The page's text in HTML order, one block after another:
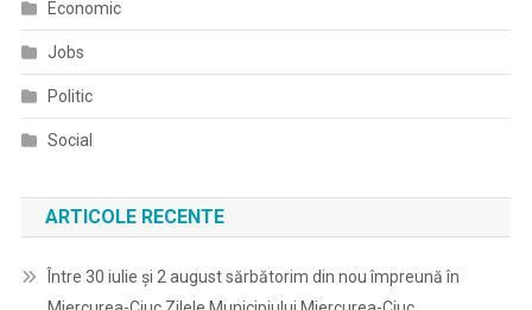
Economic
Jobs
Politic
Social
ARTICOLE RECENTE
Între 30 iulie și 2 august sărbătorim din nou împreună în